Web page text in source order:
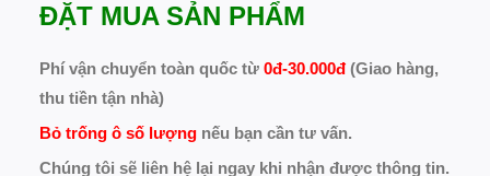
ĐẶT MUA SẢN PHẨM
Phí vận chuyển toàn quốc từ 0đ-30.000đ(Giao hàng,
thu tiền tận nhà)
Bỏ trống ô số lượngnếu bạn cần tư vấn.
Chúng tôi sẽ liên hệ lại ngay khi nhận được thông tin.